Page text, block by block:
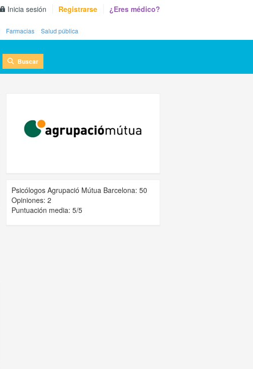
Inicia sesión Registrarse ¿Eres médico?
Farmacias Salud pública
Buscar
Psicólogos Agrupació Mútua Barcelona: 50
Opiniones: 2
Puntuación media: 5/5